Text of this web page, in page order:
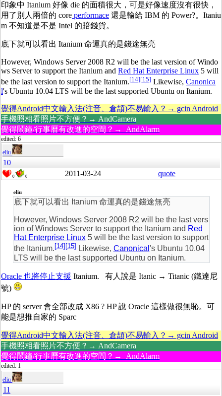
印象中 Itanium 好像 die 的面積很大，可是好像速度沒有很快，
用了別人兩倍的 core performace 還是輸給 IBM 的 Power?。Itaniu
m 不知道是不是 Intel 的賠錢貨。
底下就可以看出 Itanium 命運真的是錢途無亮
However, Windows Server 2008 R2 will be the last version of Windo
ws Server to support the Itanium and Red Hat Enterprise Linux 5 will
be the last version to support the Itanium.[14][15] Likewise, Canonica
l's Ubuntu 10.04 LTS will be the last supported Ubuntu on Itanium.
覺得Android中文輸入法(注音、倉頡)不易輸入？→ gcin Android
手機照相看照片不方便？→ AndCamera
覺得鬧鐘/行事曆有改進的空間？→ AndAlarm
edited: 6
eliu
10
0 0 2011-03-24 quote
eliu
底下就可以看出 Itanium 命運真的是錢途無亮
However, Windows Server 2008 R2 will be the last vers
ion of Windows Server to support the Itanium and Red
Hat Enterprise Linux5 will be the last version to support
the Itanium. [14] [15] Likewise, Canonical 's Ubuntu 10.04
LTS will be the last supported Ubuntu on Itanium.
Oracle 也將停止支援 Itanium. 有人說是 Itanic → Titanic (鐵達尼
號)
HP 的 server 會全部改成 X86 ? HP 說 Oracle 這樣做很無恥。可
能是想推自家的 Sparc
覺得Android中文輸入法(注音、倉頡)不易輸入？→ gcin Android
手機照相看照片不方便？→ AndCamera
覺得鬧鐘/行事曆有改進的空間？→ AndAlarm
edited: 1
eliu
11